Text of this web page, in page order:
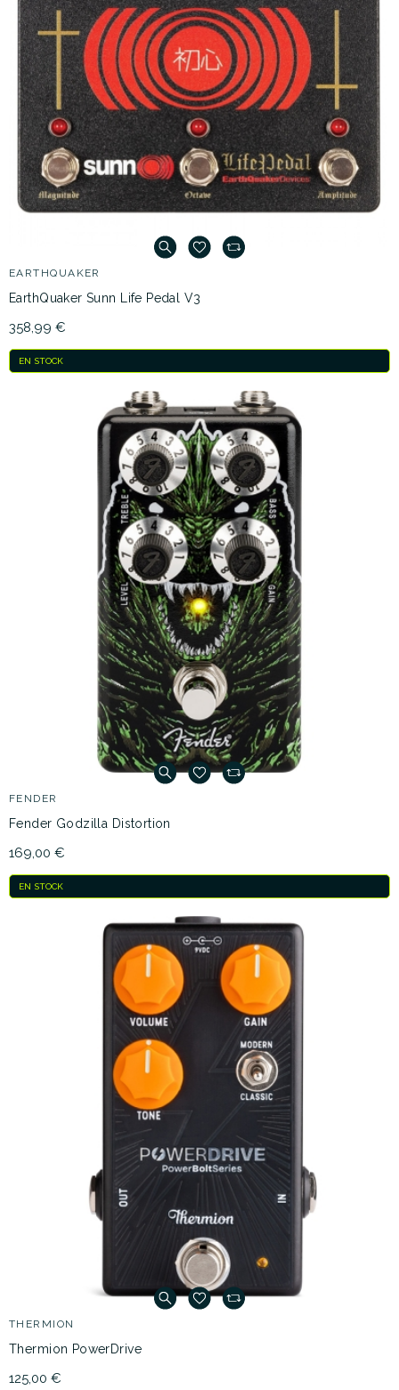
EARTHQUAKER
EarthQuaker Sunn Life Pedal V3
358,99 €
EN STOCK
FENDER
Fender Godzilla Distortion
169,00 €
EN STOCK
THERMION
Thermion PowerDrive
125,00 €